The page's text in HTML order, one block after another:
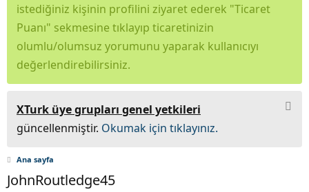
istediğiniz kişinin profilini ziyaret ederek "Ticaret
Puanı" sekmesine tıklayıp ticaretinizin
olumlu/olumsuz yorumunu yaparak kullanıcıyı
değerlendirebilirsiniz.
XTurk üye grupları genel yetkileri
güncellenmiştir. Okumak için tıklayınız.
Ana sayfa
JohnRoutledge45